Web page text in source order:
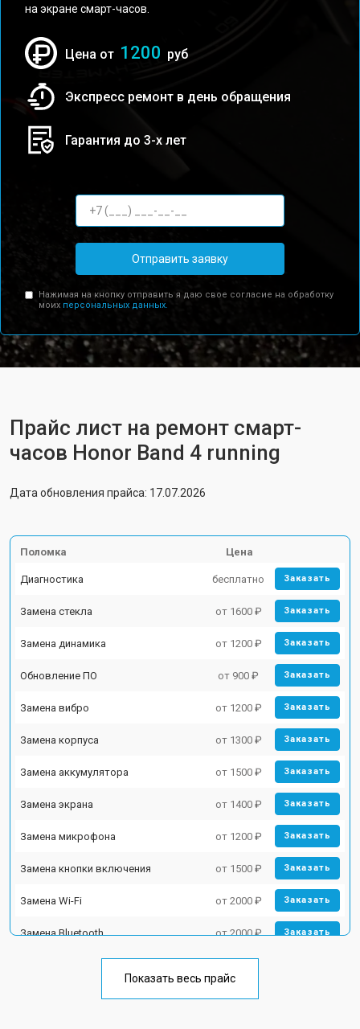
на экране смарт-часов.
Цена от 1200 руб
Экспресс ремонт в день обращения
Гарантия до 3-х лет
Отправить заявку
Нажимая на кнопку отправить я даю свое согласие на обработку
моих персональных данных.
Прайс лист на ремонт смарт-
часов Honor Band 4 running
Дата обновления прайса: 17.07.2026
Поломка Цена
Диагностика бесплатно Заказать
Замена стекла от 1600 ₽ Заказать
Замена динамика от 1200 ₽ Заказать
Обновление ПО от 900 ₽ Заказать
Замена вибро от 1200 ₽ Заказать
Замена корпуса от 1300 ₽ Заказать
Замена аккумулятора от 1500 ₽ Заказать
Замена экрана от 1400 ₽ Заказать
Замена микрофона от 1200 ₽ Заказать
Замена кнопки включения от 1500 ₽ Заказать
Замена Wi-Fi от 2000 ₽ Заказать
Замена Bluetooth от 2000 ₽ Заказать
Показать весь прайс